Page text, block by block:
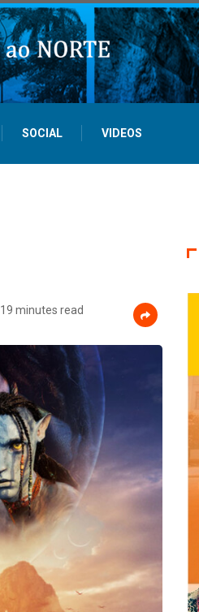
SOCIAL VIDEOS
19 minutes read